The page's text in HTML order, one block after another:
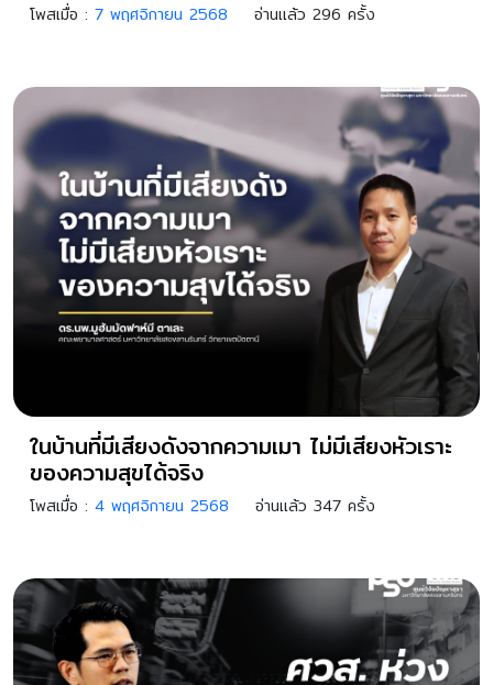
โพสเมื่อ : 7 พฤศจิกายน 2568 อ่านแล้ว 296 ครั้ง
ในบ้านที่มีเสียงดังจากความเมา ไม่มีเสียงหัวเราะ
ของความสุขได้จริง
โพสเมื่อ : 4 พฤศจิกายน 2568 อ่านแล้ว 347 ครั้ง